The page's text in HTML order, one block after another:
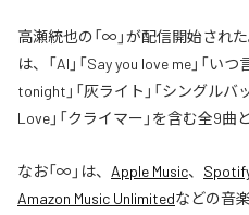
高瀬統也の「∞」が配信開始され
は、「AI」「Say you love me」「いつ
tonight」「灰ライト」「シングルバ
Love」「クライマー」を含む全9曲
なお「∞ 」は、 Apple Music、
Amazon Music Unlimitedなどの音